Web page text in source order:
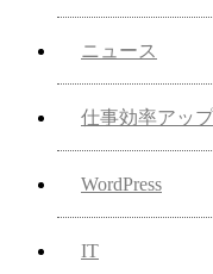
ニュース
仕事効率アップ
WordPress
IT